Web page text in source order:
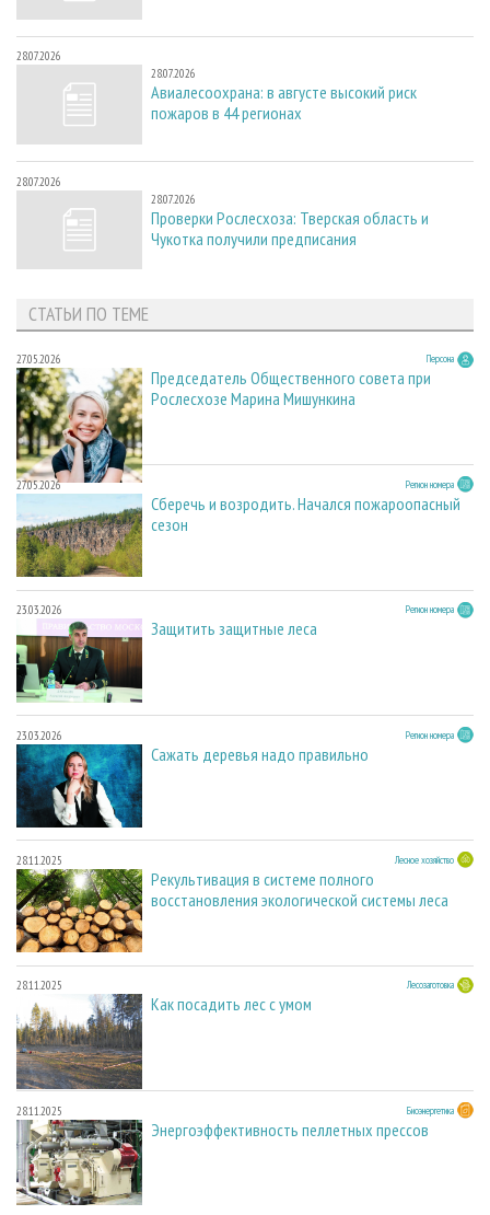
28.07.2026
28.07.2026
Авиалесоохрана: в августе высокий риск
пожаров в 44 регионах
28.07.2026
28.07.2026
Проверки Рослесхоза: Тверская область и
Чукотка получили предписания
СТАТЬИ ПО ТЕМЕ
27.05.2026 Персона
Председатель Общественного совета при
Рослесхозе Марина Мишункина
27.05.2026 Регион номера
Сберечь и возродить. Начался пожароопасный
сезон
23.03.2026 Регион номера
Защитить защитные леса
23.03.2026 Регион номера
Сажать деревья надо правильно
28.11.2025 Лесное хозяйство
Рекультивация в системе полного
восстановления экологической системы леса
28.11.2025 Лесозаготовка
Как посадить лес с умом
28.11.2025 Биоэнергетика
Энергоэффективность пеллетных прессов